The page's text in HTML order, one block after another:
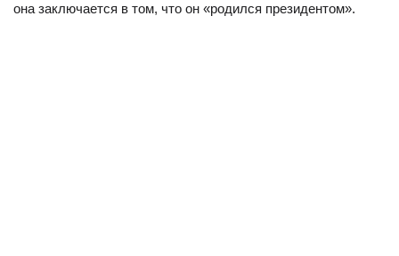
она заключается в том, что он «родился президентом».